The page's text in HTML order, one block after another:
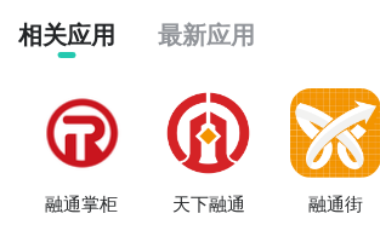
4. 《即刻》（已升级为《冲呀》）
原《即刻》团队推出的轻量兴趣社区
呀》为名重构上线，聚焦生活灵感分
造、手作教程、城市漫步路线、小众
容，信息流去算法干扰，强调真实、温
活提案。
相关应用 最新应用
融通掌柜 天下融通 融通街